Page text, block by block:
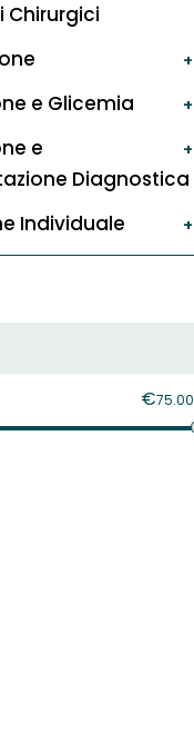
Chirurgici
e Glicemia
e
Diagnostica
Individuale
€75.00